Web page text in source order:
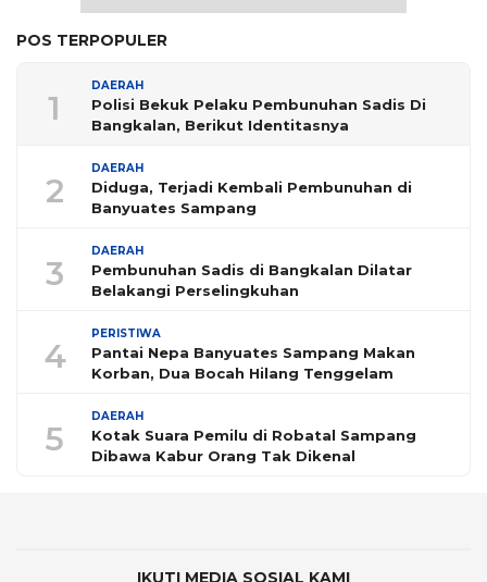
POS TERPOPULER
1
DAERAH
Polisi Bekuk Pelaku Pembunuhan Sadis Di
Bangkalan, Berikut Identitasnya
2
DAERAH
Diduga, Terjadi Kembali Pembunuhan di
Banyuates Sampang
3
DAERAH
Pembunuhan Sadis di Bangkalan Dilatar
Belakangi Perselingkuhan
4
PERISTIWA
Pantai Nepa Banyuates Sampang Makan
Korban, Dua Bocah Hilang Tenggelam
5
DAERAH
Kotak Suara Pemilu di Robatal Sampang
Dibawa Kabur Orang Tak Dikenal
IKUTI MEDIA SOSIAL KAMI